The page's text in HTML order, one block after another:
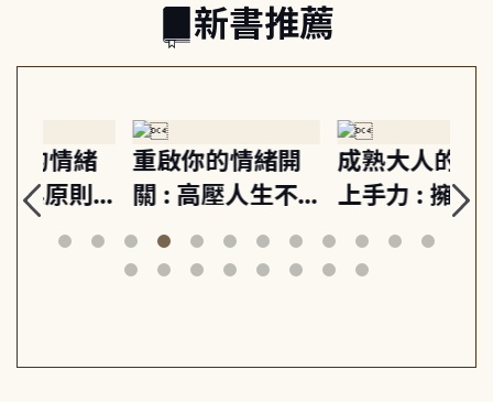
新書推薦
重啟你的情緒開
關 : 高壓人生不
爆炸指南, 5分鐘
減輕身心壓力, 找
成熟大人的幸福
上手力 : 擁抱平
凡中的每個燦爛
時刻, 給匱乏世代
球